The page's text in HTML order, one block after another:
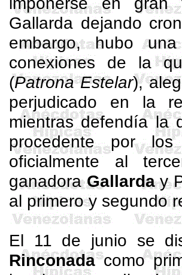
Gallarda dejando
embargo, hubo
conexiones de la
(Patrona Estelar),
perjudicado en la
mientras defendía la
procedente por los
oficialmente al
ganadoraGallarday
al primero y segundo
El 11 de junio se
Rinconadacomo